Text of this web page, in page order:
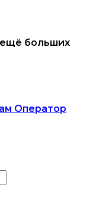
больших
Оператор